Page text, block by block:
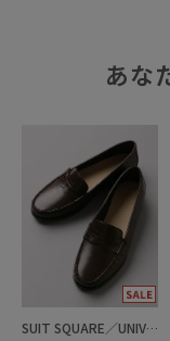
あな
SUIT SQUARE／UNIVERSAL LANGUAGE